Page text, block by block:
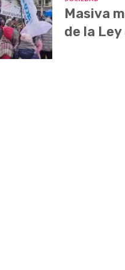
Masiva
de la